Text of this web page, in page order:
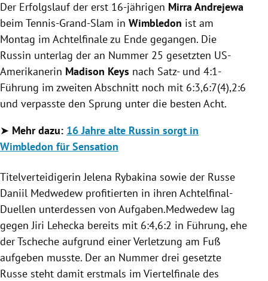
Untermenü
Der Erfolgslauf der erst 16-jährigen Mirra Andrejewa
beim Tennis-Grand-Slam in Wimbledon ist am
Montag im Achtelfinale zu Ende gegangen. Die
Russin unterlag der an Nummer 25 gesetzten US-
Amerikanerin Madison Keys nach Satz- und 4:1-
Führung im zweiten Abschnitt noch mit 6:3,6:7(4),2:6
und verpasste den Sprung unter die besten Acht.
➤ Mehr dazu: 16 Jahre alte Russin sorgt in
Wimbledon für Sensation
Titelverteidigerin Jelena Rybakina sowie der Russe
Daniil Medwedew profitierten in ihren Achtelfinal-
Duellen unterdessen von Aufgaben.Medwedew lag
gegen Jiri Lehecka bereits mit 6:4,6:2 in Führung, ehe
der Tscheche aufgrund einer Verletzung am Fuß
aufgeben musste. Der an Nummer drei gesetzte
Russe steht damit erstmals im Viertelfinale des